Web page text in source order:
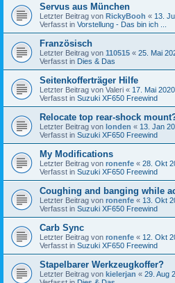
Servus aus München
Letzter Beitrag von RickyBooh « 13.
Verfasst in Vorstellung - Das bin ich ...
Französisch
Letzter Beitrag von 110515 « 25. Mai
Verfasst in Dies & Das
Seitenkofferträger Hilfe
Letzter Beitrag von Valeri « 17. Mai
Verfasst in Suzuki XF650 Freewind
Relocate top rear-shock
Letzter Beitrag von londen « 13. Jan
Verfasst in Suzuki XF650 Freewind
My Modifications
Letzter Beitrag von ronenfe « 28. Okt
Verfasst in Suzuki XF650 Freewind
Coughing and banging while
Letzter Beitrag von ronenfe « 13. Okt
Verfasst in Suzuki XF650 Freewind
Carb Sync
Letzter Beitrag von ronenfe « 12. Okt
Verfasst in Suzuki XF650 Freewind
Stapelbarer Werkzeugkoffer?
Letzter Beitrag von kielerjan « 29. Aug